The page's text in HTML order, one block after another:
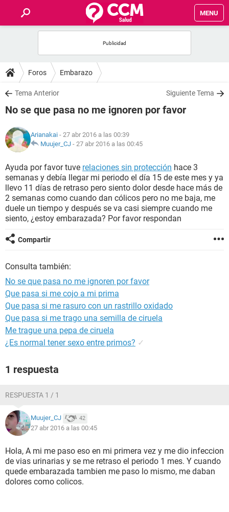
MENU
FOROS
SALUD
NUTRICIÓN
BIENESTAR
SEXUALIDAD
GLOSARIO
Foros Embarazo
Tema Anterior Siguiente Tema
No se que pasa no me ignoren por favor
Arianakai - 27 abr 2016 a las 00:39
Muujer_CJ - 27 abr 2016 a las 00:45
Ayuda por favor tuve relaciones sin protección hace 3
semanas y debía llegar mi periodo el día 15 de este mes y ya
llevo 11 días de retraso pero siento dolor desde hace más de
2 semanas como cuando dan cólicos pero no me baja, me
duele un tiempo y después se va casi siempre cuando me
siento, ¿estoy embarazada? Por favor respondan
Compartir
Consulta también:
No se que pasa no me ignoren por favor
Que pasa si me cojo a mi prima
Que pasa si me rasuro con un rastrillo oxidado
Que pasa si me trago una semilla de ciruela
Me trague una pepa de ciruela
¿Es normal tener sexo entre primos? ✓
1 respuesta
RESPUESTA 1 / 1
Muujer_CJ 42
27 abr 2016 a las 00:45
Hola, A mi me paso eso en mi primera vez y me dio infeccion
de vias urinarias y se me retraso el periodo 1 mes. Y cuando
quede embarazada tambien me paso lo mismo, me daban
dolores como colicos.